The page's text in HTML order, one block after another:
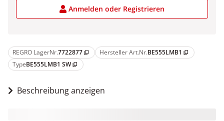
REGRO LagerNr.7722877 content_copy Hersteller Art.Nr.BE555LMB1 content_copy
TypeBE555LMB1 SW content_copy
Beschreibung anzeigen
Anmelden oder Registrieren